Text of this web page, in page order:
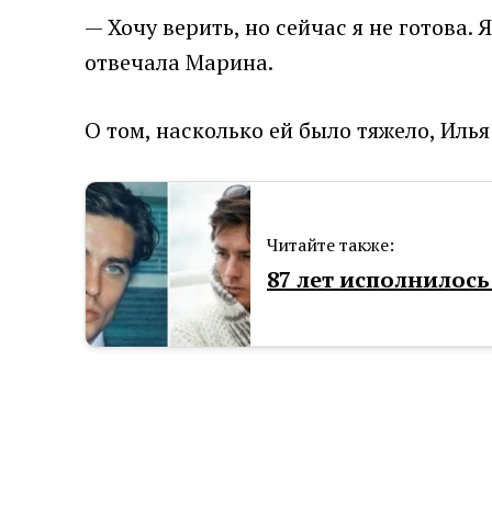
— Хочу верить, но сейчас я не
отвечала Марина.
О том, насколько ей было тяжело,
Читайте также:
87 лет